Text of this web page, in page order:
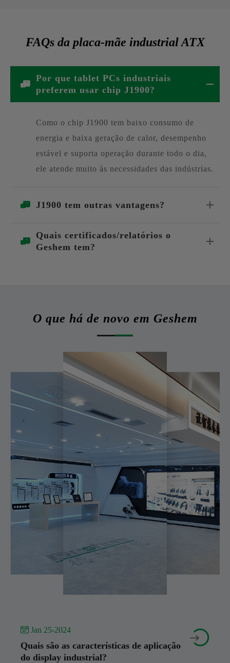
FAQs da placa-mãe industrial ATX
Por que tablet PCs industriais
preferem usar chip J1900?
Como o chip J1900 tem baixo consumo de
energia e baixa geração de calor, desempenho
estável e suporta operação durante todo o dia,
ele atende muito às necessidades das indústrias.
J1900 tem outras vantagens?
Quais certificados/relatórios o
Geshem tem?
O que há de novo em Geshem
 Jan 25-2024
Quais são as características de aplicação
do display industrial?

